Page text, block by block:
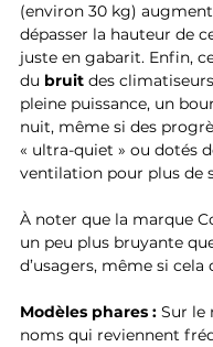
(environ 30 kg)
dépasser la hauteur de
juste en gabarit. Enfin,
du bruit des
pleine puissance, un
nuit, même si des
« ultra-quiet » ou dotés
ventilation pour plus de
À noter que la marque
un peu plus bruyante
d’usagers, même si
Modèles phares : Sur le
noms qui reviennent